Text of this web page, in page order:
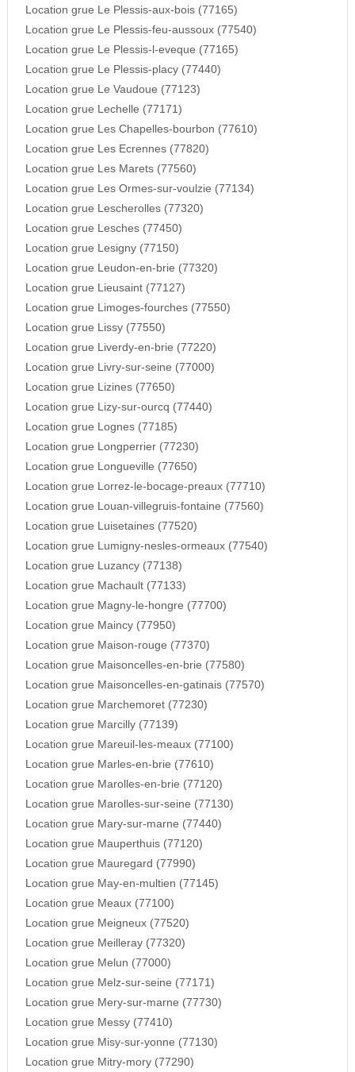
Location grue Le Plessis-aux-bois (77165)
Location grue Le Plessis-feu-aussoux (77540)
Location grue Le Plessis-l-eveque (77165)
Location grue Le Plessis-placy (77440)
Location grue Le Vaudoue (77123)
Location grue Lechelle (77171)
Location grue Les Chapelles-bourbon (77610)
Location grue Les Ecrennes (77820)
Location grue Les Marets (77560)
Location grue Les Ormes-sur-voulzie (77134)
Location grue Lescherolles (77320)
Location grue Lesches (77450)
Location grue Lesigny (77150)
Location grue Leudon-en-brie (77320)
Location grue Lieusaint (77127)
Location grue Limoges-fourches (77550)
Location grue Lissy (77550)
Location grue Liverdy-en-brie (77220)
Location grue Livry-sur-seine (77000)
Location grue Lizines (77650)
Location grue Lizy-sur-ourcq (77440)
Location grue Lognes (77185)
Location grue Longperrier (77230)
Location grue Longueville (77650)
Location grue Lorrez-le-bocage-preaux (77710)
Location grue Louan-villegruis-fontaine (77560)
Location grue Luisetaines (77520)
Location grue Lumigny-nesles-ormeaux (77540)
Location grue Luzancy (77138)
Location grue Machault (77133)
Location grue Magny-le-hongre (77700)
Location grue Maincy (77950)
Location grue Maison-rouge (77370)
Location grue Maisoncelles-en-brie (77580)
Location grue Maisoncelles-en-gatinais (77570)
Location grue Marchemoret (77230)
Location grue Marcilly (77139)
Location grue Mareuil-les-meaux (77100)
Location grue Marles-en-brie (77610)
Location grue Marolles-en-brie (77120)
Location grue Marolles-sur-seine (77130)
Location grue Mary-sur-marne (77440)
Location grue Mauperthuis (77120)
Location grue Mauregard (77990)
Location grue May-en-multien (77145)
Location grue Meaux (77100)
Location grue Meigneux (77520)
Location grue Meilleray (77320)
Location grue Melun (77000)
Location grue Melz-sur-seine (77171)
Location grue Mery-sur-marne (77730)
Location grue Messy (77410)
Location grue Misy-sur-yonne (77130)
Location grue Mitry-mory (77290)